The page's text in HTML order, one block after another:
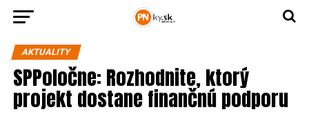
AKTUALITY
SPPoločne: Rozhodnite, ktorý
projekt dostane finančnú podporu